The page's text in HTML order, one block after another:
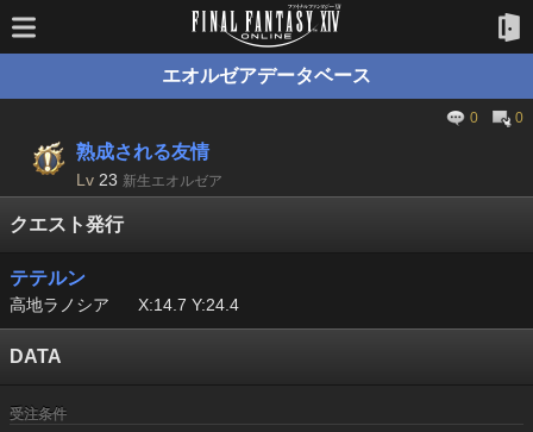
エオルゼアデータベース
0 0
熟成される友情
Lv 23 新生エオルゼア
クエスト発行
テテルン
高地ラノシア X:14.7 Y:24.4
DATA
受注条件